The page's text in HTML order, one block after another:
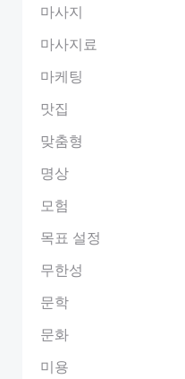
마사지
마사지료
마케팅
맛집
맞춤형
명상
모험
목표 설정
무한성
문학
문화
미용